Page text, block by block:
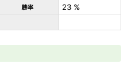
勝率 23 %